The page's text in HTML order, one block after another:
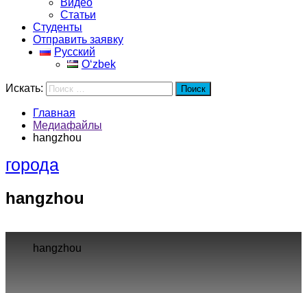
Видео
Статьи
Студенты
Отправить заявку
Русский
Oʻzbek
Искать: Поиск
Главная
Медиафайлы
hangzhou
города
hangzhou
hangzhou